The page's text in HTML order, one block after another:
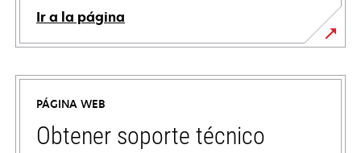
Ir a la página
PÁGINA WEB
Obtener soporte técnico